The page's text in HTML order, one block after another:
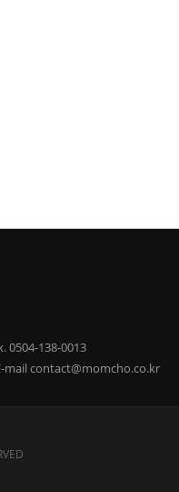
0504-138-0013
mail contact@momcho.co.kr